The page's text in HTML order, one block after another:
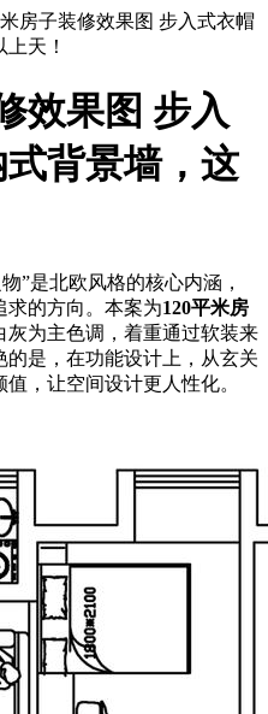
房子装修效果图 步入式衣帽
天！
效果图 步入
背景墙，这
”是北欧风格的核心内涵，
求的方向。本案为120平米房
灰为主色调，着重通过软装来
是，在功能设计上，从玄关
，让空间设计更人性化。